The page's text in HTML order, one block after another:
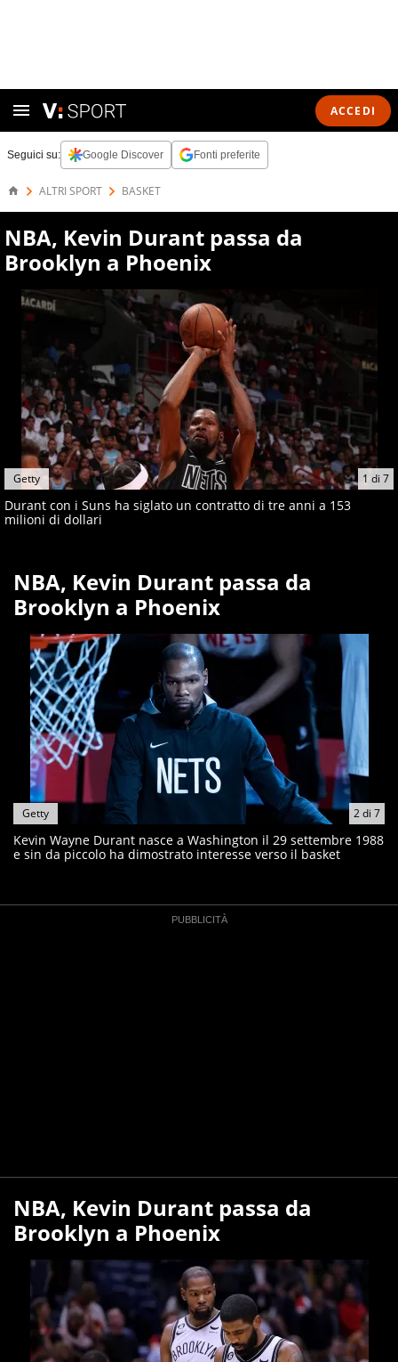
ACCEDI
Seguici su: Google Discover Fonti preferite
ALTRI SPORT BASKET
NBA, Kevin Durant passa da
Brooklyn a Phoenix
1 di 7
Getty
Durant con i Suns ha siglato un contratto di tre anni a 153
milioni di dollari
NBA, Kevin Durant passa da
Brooklyn a Phoenix
2di 7
Getty
Kevin Wayne Durant nasce a Washington il 29 settembre 1988
e sin da piccolo ha dimostrato interesse verso il basket
NBA, Kevin Durant passa da
Brooklyn a Phoenix